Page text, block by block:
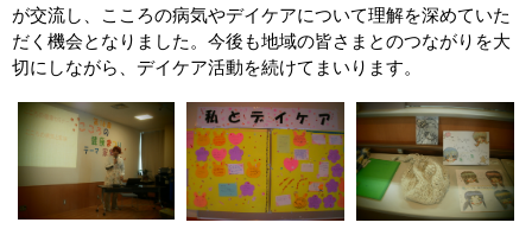
が交流し、こころの病気やデイケアについて理解を深めていた
だく機会となりました。今後も地域の皆さまとのつながりを大
切にしながら、デイケア活動を続けてまいります。